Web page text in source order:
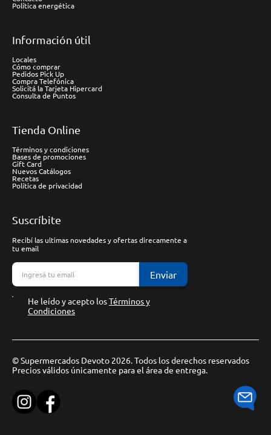
Política energética
Información útil
Locales
Cómo comprar
Pedidos Pick Up
Compra Telefónica
Solicitá la Tarjeta Hipercard
Consulta de Puntos
Tienda Online
Términos y condiciones
Bases de promociones
Gift Card
Nuevos Catálogos
Recetas
Política de privacidad
Suscríbite
Recibí las ultimas novedades y ofertas direcamente a
tu email
Enviar
He leído y acepto losTérminos y
Condiciones
© Supermercados Devoto 2026. Todos los derechos reservados
Precios válidos únicamente para el área de entrega.